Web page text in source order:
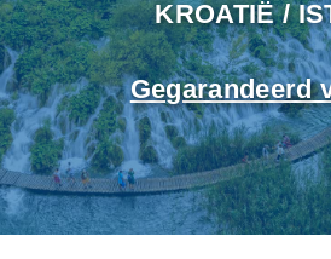
KROATIË /
Gegarandeerd